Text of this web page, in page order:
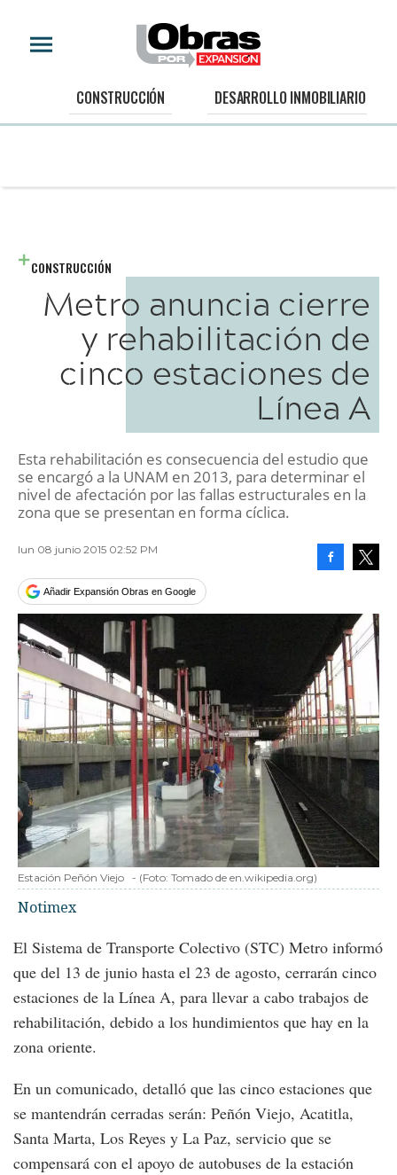
CONSTRUCCIÓN DESARROLLO INMOBILIARIO
CONSTRUCCIÓN
Metro anuncia cierre
y rehabilitación de
cinco estaciones de
Línea A
Esta rehabilitación es consecuencia del estudio que
se encargó a la UNAM en 2013, para determinar el
nivel de afectación por las fallas estructurales en la
zona que se presentan en forma cíclica.
lun 08 junio 2015 02:52 PM
Añadir Expansión Obras en Google
Estación Peñón Viejo - (Foto: Tomado de en.wikipedia.org)
Notimex
El Sistema de Transporte Colectivo (STC) Metro informó
que del 13 de junio hasta el 23 de agosto, cerrarán cinco
estaciones de la Línea A, para llevar a cabo trabajos de
rehabilitación, debido a los hundimientos que hay en la
zona oriente.
En un comunicado, detalló que las cinco estaciones que
se mantendrán cerradas serán: Peñón Viejo, Acatitla,
Santa Marta, Los Reyes y La Paz, servicio que se
compensará con el apoyo de autobuses de la estación